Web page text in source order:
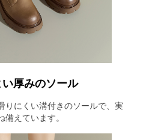
い厚みのソール
りにくい溝付きのソールで、実
備えています。